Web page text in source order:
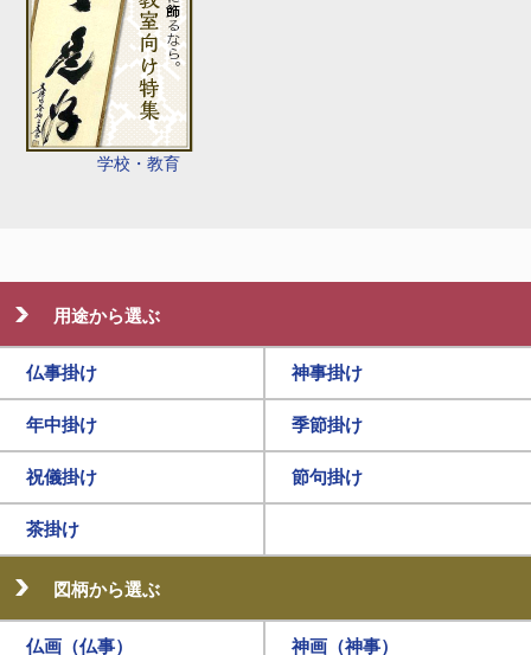
学校・教育
用途から選ぶ
仏事掛け 神事掛け
年中掛け 季節掛け
祝儀掛け 節句掛け
茶掛け
図柄から選ぶ
仏画（仏事） 神画（神事）